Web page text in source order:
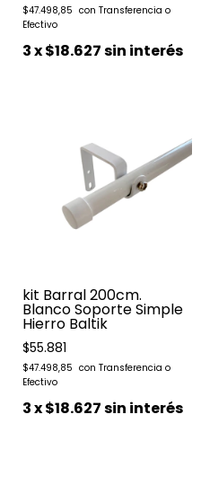
$47.498,85
3x$18.627sin interés
kit Barral 200cm.
Blanco Soporte Simple
Hierro Baltik
$55.881
$47.498,85
3x$18.627sin interés